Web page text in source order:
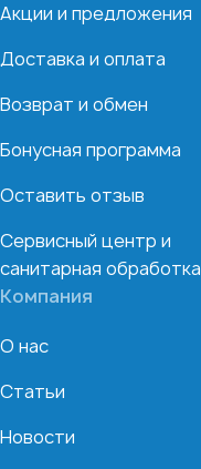
Акции и предложения
Доставка и оплата
Возврат и обмен
Бонусная программа
Оставить отзыв
Сервисный центр и
санитарная обработка
Компания
О нас
Статьи
Новости